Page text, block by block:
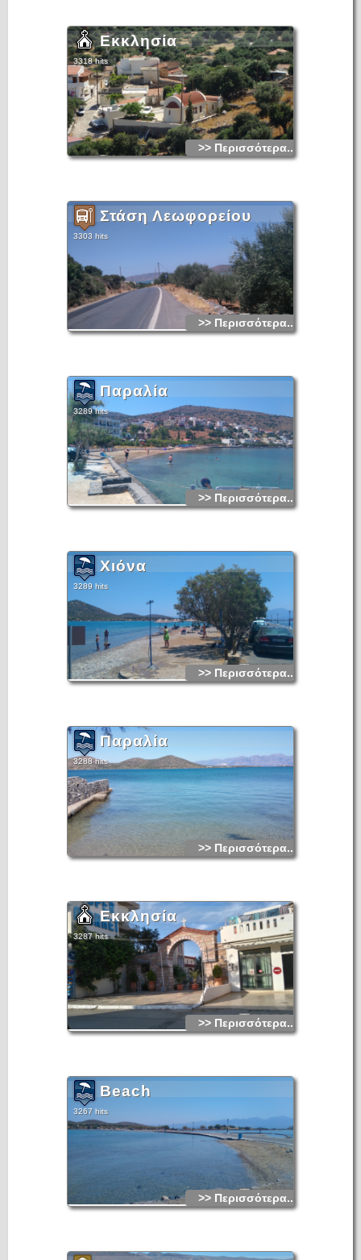
Εκκλησία
3318 hits
>> Περισσότερα...
Στάση Λεωφορείου
3303 hits
>> Περισσότερα...
Παραλία
3289 hits
>> Περισσότερα...
Χιόνα
3289 hits
>> Περισσότερα...
Παραλία
3288 hits
>> Περισσότερα...
Εκκλησία
3287 hits
>> Περισσότερα...
Beach
3267 hits
>> Περισσότερα...